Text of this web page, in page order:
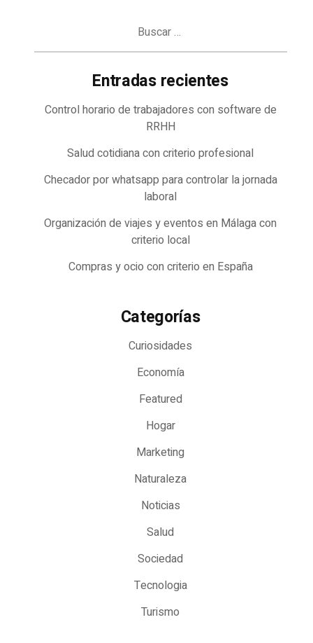
Entradas recientes
Control horario de trabajadores con software de
RRHH
Salud cotidiana con criterio profesional
Checador por whatsapp para controlar la jornada
laboral
Organización de viajes y eventos en Málaga con
criterio local
Compras y ocio con criterio en España
Categorías
Curiosidades
Economía
Featured
Hogar
Marketing
Naturaleza
Noticias
Salud
Sociedad
Tecnologia
Turismo